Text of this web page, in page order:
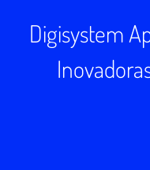
Digisystem